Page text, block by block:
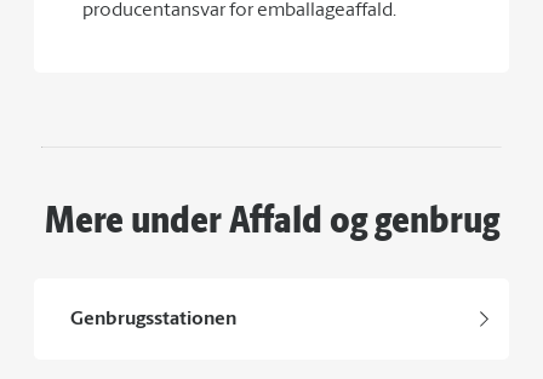
producentansvar for emballageaffald.
Mere under Affald og genbrug
Genbrugsstationen